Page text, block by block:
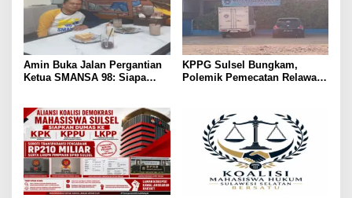
Amin Buka Jalan Pergantian
Ketua SMANSA 98: Siapa
KPPG Sulsel Bungkam,
Polemik Pemecatan Relawan